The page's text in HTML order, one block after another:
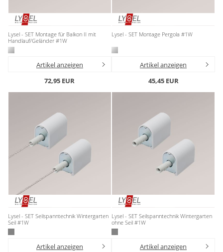
Lysel - SET Montage für Balkon II mit
Handlauf/Geländer #1W
Artikel anzeigen
72,95 EUR
Lysel - SET Montage Pergola #1W
Artikel anzeigen
45,45 EUR
Lysel - SET Seilspanntechnik Wintergarten
Seil #1W
Artikel anzeigen
Lysel - SET Seilspanntechnik Wintergarten
ohne Seil #1W
Artikel anzeigen